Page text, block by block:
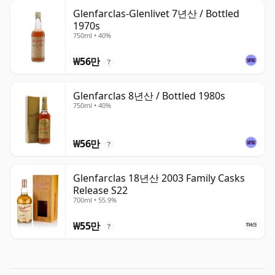
Glenfarclas-Glenlivet 7년산 / Bottled
1970s
750ml • 40%
₩56만 ?
Glenfarclas 8년산 / Bottled 1980s
750ml • 40%
₩56만 ?
Glenfarclas 18년산 2003 Family Casks
Release S22
700ml • 55.9%
₩55만 ?